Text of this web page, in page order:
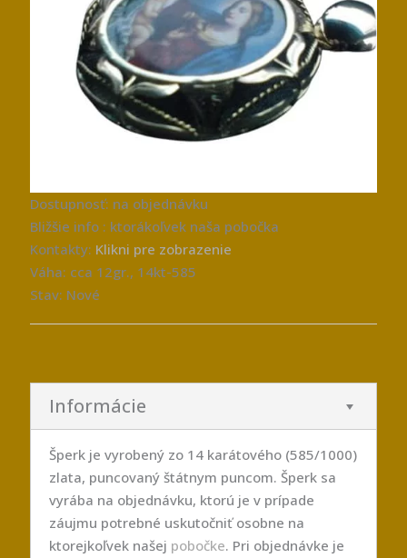
Dostupnosť: na objednávku
Bližšie info : ktorákoľvek naša pobočka
Kontakty: Klikni pre zobrazenie
Váha: cca 12gr., 14kt-585
Stav: Nové
Informácie
Šperk je vyrobený zo 14 karátového (585/1000)
zlata, puncovaný štátnym puncom. Šperk sa
vyrába na objednávku, ktorú je v prípade
záujmu potrebné uskutočniť osobne na
ktorejkoľvek našej pobočke. Pri objednávke je